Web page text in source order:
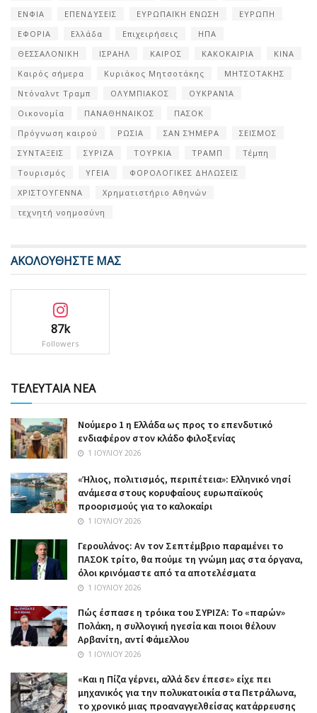
ΕΝΦΙΑ
ΕΠΕΝΔΥΣΕΙΣ ΕΥΡΩΠΑΪΚΗ ΕΝΩΣΗ
ΕΥΡΩΠΗ
ΕΦΟΡΙΑ
Ελλάδα Επιχειρήσεις
ΗΠΑ
ΘΕΣΣΑΛΟΝΙΚΗ
ΙΣΡΑΗΛ ΚΑΙΡΟΣ ΚΑΚΟΚΑΙΡΙΑ
ΚΙΝΑ
Καιρός σήμερα
Κυριάκος Μητσοτάκης
ΜΗΤΣΟΤΑΚΗΣ
Ντόναλντ Τραμπ
ΟΛΥΜΠΙΑΚΟΣ
ΟΥΚΡΑΝΊΑ
Οικονομία
ΠΑΝΑΘΗΝΑΙΚΟΣ
ΠΑΣΟΚ
Πρόγνωση καιρού
ΡΩΣΙΑ ΣΑΝ ΣΉΜΕΡΑ
ΣΕΙΣΜΟΣ
ΣΥΝΤΑΞΕΙΣ
ΣΥΡΙΖΑ ΤΟΥΡΚΙΑ ΤΡΑΜΠ
Τέμπη
Τουρισμός
ΥΓΕΙΑ
ΦΟΡΟΛΟΓΙΚΕΣ ΔΗΛΩΣΕΙΣ
ΧΡΙΣΤΟΥΓΕΝΝΑ
Χρηματιστήριο Αθηνών
τεχνητή νοημοσύνη
ΑΚΟΛΟΥΘΗΣΤΕ ΜΑΣ
87k
Followers
ΤΕΛΕΥΤΑΙΑ ΝΕΑ
Nούμερο 1 η Ελλάδα ως προς το επενδυτικό
ενδιαφέρον στον κλάδο φιλοξενίας
1 ΙΟΥΛΊΟΥ 2026
«Ήλιος, πολιτισμός, περιπέτεια»: Ελληνικό νησί
ανάμεσα στους κορυφαίους ευρωπαϊκούς
προορισμούς για το καλοκαίρι
1 ΙΟΥΛΊΟΥ 2026
Γερουλάνος: Αν τον Σεπτέμβριο παραμένει το
ΠΑΣΟΚ τρίτο, θα πούμε τη γνώμη μας στα όργανα,
όλοι κρινόμαστε από τα αποτελέσματα
1 ΙΟΥΛΊΟΥ 2026
Πώς έσπασε η τρόικα του ΣΥΡΙΖΑ: Το «παρών»
Πολάκη, η συλλογική ηγεσία και ποιοι θέλουν
Αρβανίτη, αντί Φάμελλου
1 ΙΟΥΛΊΟΥ 2026
«Και η Πίζα γέρνει, αλλά δεν έπεσε» είχε πει
μηχανικός για την πολυκατοικία στα Πετράλωνα,
το χρονικό μιας προαναγγελθείσας κατάρρευσης